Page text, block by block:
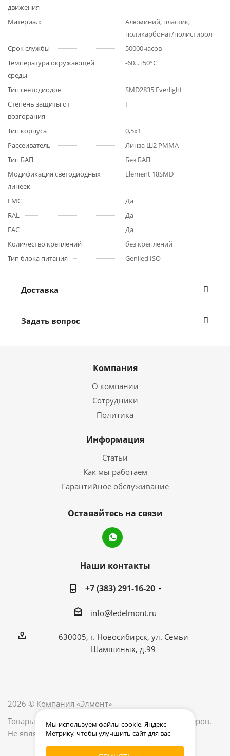
движения
Материал:
Алюминий, пластик,
поликарбонат/полистирол
Срок службы
50000часов
Температура окружающей
среды
-60...+50°С
Тип светодиодов
SMD2835 Everlight
Степень защиты от
возгорания
F
Тип корпуса
0,5х1
Рассеиватель
Линза Ш2 PMMA
Тип БАП
Без БАП
Модификация светодиодных
линеек
Element 18SMD
EMC
Да
RAL
Да
ЕАС
Да
Количество креплений
без креплений
Тип блока питания
Geniled ISO
Доставка
Задать вопрос
Компания
О компании
Сотрудники
Политика
Информация
Статьи
Как мы работаем
Гарантийное обслуживание
Оставайтесь на связи
Наши контакты
+7 (383) 291-16-20
info@ledelmont.ru
630005, г. Новосибирск, ул. Семьи
Шамшиных, д.99
2026 © Компания «Элмонт»
Товары, их наличие и цены уточняйте у менеджеров.
Не является публичной офертой.
Мы используем файлы cookie, Яндекс
Метрику, чтобы улучшить сайт для вас